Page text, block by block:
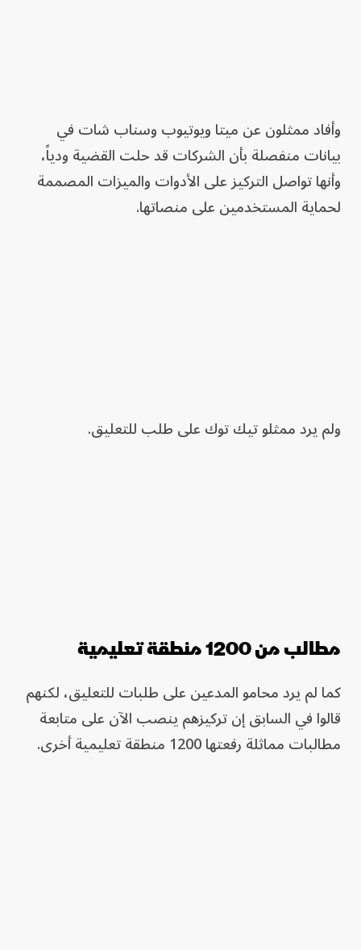
وأفاد ممثلون عن ​ميتا ويوتيوب وسناب شات في
بيانات منفصلة بأن الشركات قد حلت القضية ودياً،
⁠وأنها تواصل التركيز على الأدوات والميزات المصممة
لحماية المستخدمين ​على منصاتها.
ولم يرد ممثلو تيك توك على طلب ⁠للتعليق.
مطالب من 1200 منطقة تعليمية
كما ‌لم يرد محامو المدعين على طلبات للتعليق، لكنهم
قالوا في السابق إن تركيزهم ينصب الآن على متابعة
مطالبات مماثلة رفعتها 1200 منطقة تعليمية أخرى.